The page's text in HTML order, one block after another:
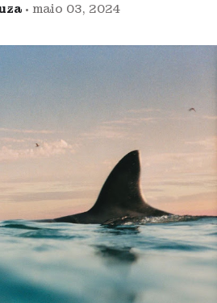
• maio 03, 2024